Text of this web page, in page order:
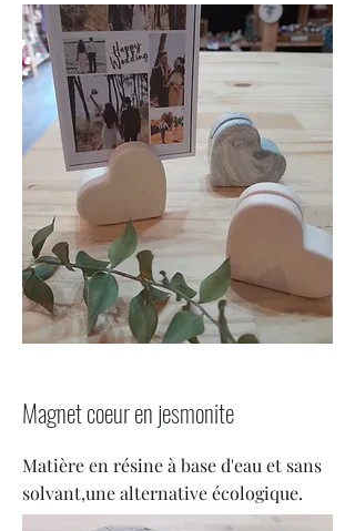
Magnet coeur en jesmonite
Matière en résine à base d'eau et sans
solvant,une alternative écologique.